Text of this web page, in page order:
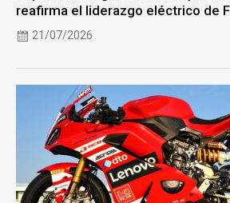
reafirma el liderazgo eléctrico de
21/07/2026